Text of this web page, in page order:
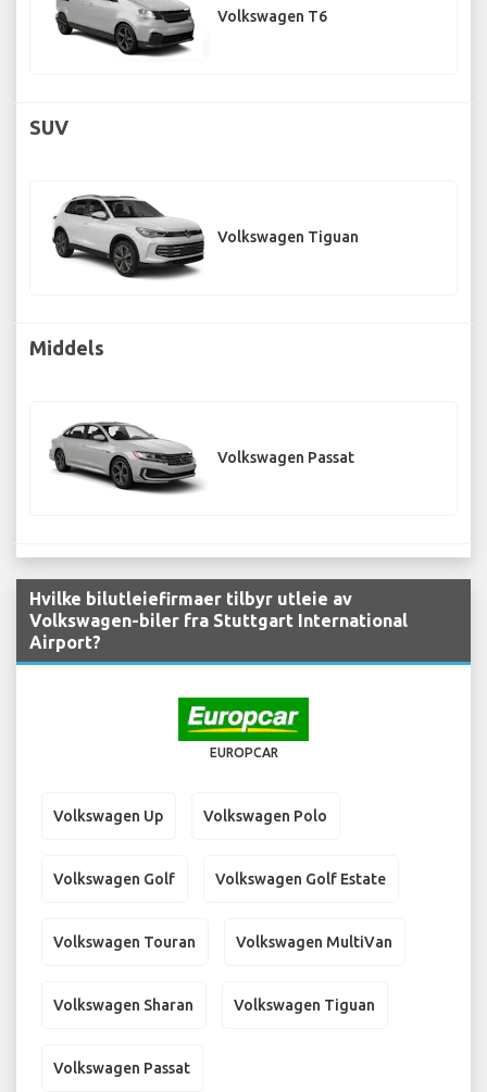
Volkswagen T6
SUV
Volkswagen Tiguan
Middels
Volkswagen Passat
Hvilke bilutleiefirmaer tilbyr utleie av
Volkswagen-biler fra Stuttgart International
Airport?
EUROPCAR
Volkswagen Up Volkswagen Polo
Volkswagen Golf Volkswagen Golf Estate
Volkswagen Touran Volkswagen MultiVan
Volkswagen Sharan Volkswagen Tiguan
Volkswagen Passat